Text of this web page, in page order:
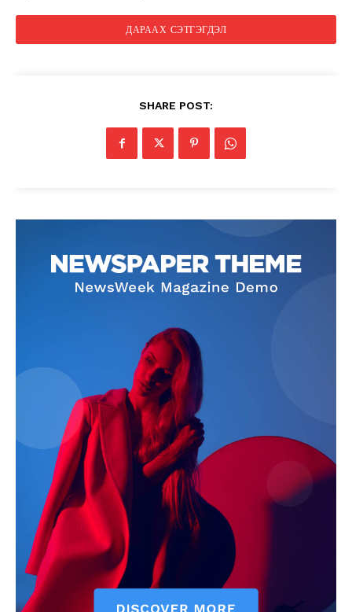
News Week
Magazine PRO
SHARE POST: